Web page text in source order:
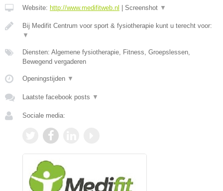
Website: http://www.medifitweb.nl Screenshot ▼
Bij Medifit Centrum voor sport & fysiotherapie kunt u terecht voor:
▼
Diensten: Algemene fysiotherapie, Fitness, Groepslessen,
Bewegend vergaderen
Openingstijden ▼
Laatste facebook posts ▼
Sociale media: